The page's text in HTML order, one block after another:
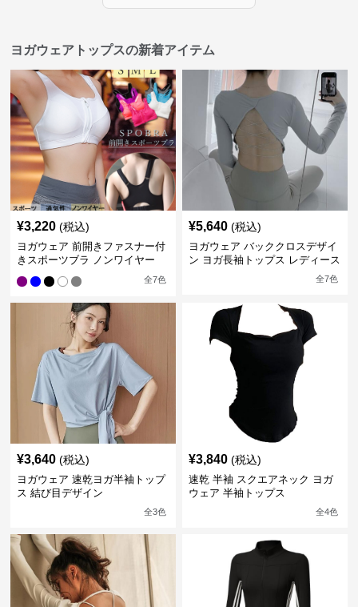
ヨガウェアトップスの新着アイテム
¥3,220 (税込)
ヨガウェア 前開きファスナー付
きスポーツブラ ノンワイヤー
全7色
¥5,640 (税込)
ヨガウェア バッククロスデザイ
ン ヨガ長袖トップス レディース
全7色
¥3,640 (税込)
ヨガウェア 速乾ヨガ半袖トップ
ス 結び目デザイン
全3色
¥3,840 (税込)
速乾 半袖 スクエアネック ヨガ
ウェア 半袖トップス
全4色